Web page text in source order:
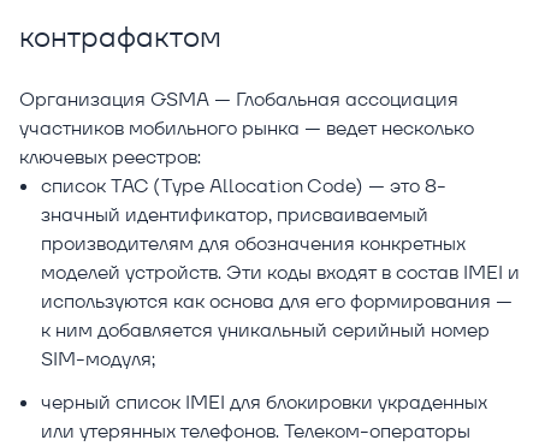
контрафактом
Организация GSMA — Глобальная ассоциация
участников мобильного рынка — ведет несколько
ключевых реестров:
список TAC (Type Allocation Code) — это 8-
значный идентификатор, присваиваемый
производителям для обозначения конкретных
моделей устройств. Эти коды входят в состав IMEI и
используются как основа для его формирования —
к ним добавляется уникальный серийный номер
SIM-модуля;
черный список IMEI для блокировки украденных
или утерянных телефонов. Телеком-операторы